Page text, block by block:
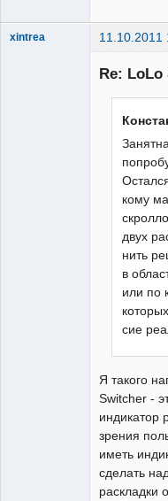
xintrea 11.10.2011
Re: LoLo
кому
двух
нить
в
или по
сие
Я такого
Switcher -
индикатор
зрения
иметь
сделать
раскладки